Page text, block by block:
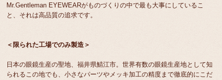
Mr.Gentleman EYEWEARがものづくりの中で最も大事にしているこ
と、それは高品質の追求です。
＜限られた工場でのみ製造＞
日本の眼鏡生産の聖地、福井県鯖江市。世界有数の眼鏡生産地として知
られるこの地でも、小さなパーツやメッキ加工の精度まで徹底的にこだ